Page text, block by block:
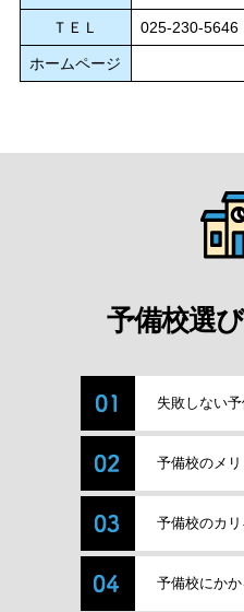
ＴＥＬ 025-230-5646
ホームページ
予備校選
失敗しない
予備校のメ
予備校のカ
予備校にか